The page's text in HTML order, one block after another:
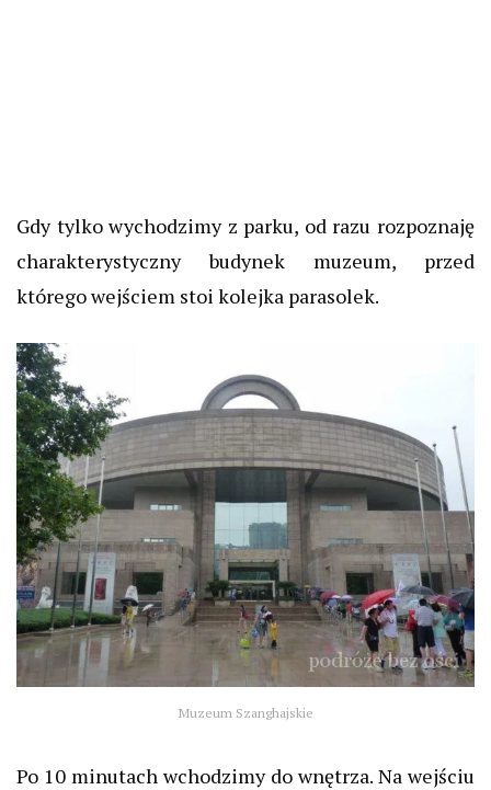
Gdy tylko wychodzimy z parku, od razu rozpoznaję
charakterystyczny budynek muzeum, przed
którego wejściem stoi kolejka parasolek.
Muzeum Szanghajskie
Po 10 minutach wchodzimy do wnętrza. Na wejściu